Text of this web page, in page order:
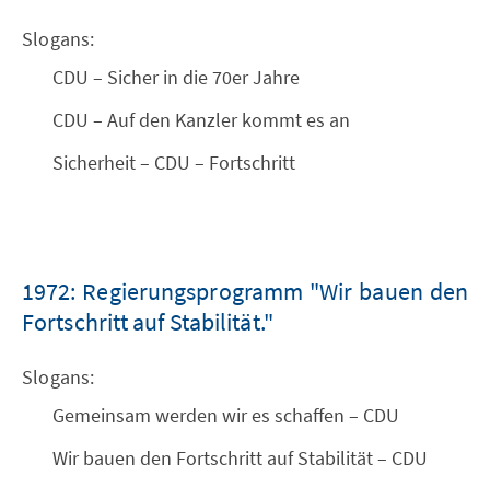
Slogans:
CDU – Sicher in die 70er Jahre
CDU – Auf den Kanzler kommt es an
Sicherheit – CDU – Fortschritt
1972: Regierungsprogramm "Wir bauen den
Fortschritt auf Stabilität."
Slogans:
Gemeinsam werden wir es schaffen – CDU
Wir bauen den Fortschritt auf Stabilität – CDU